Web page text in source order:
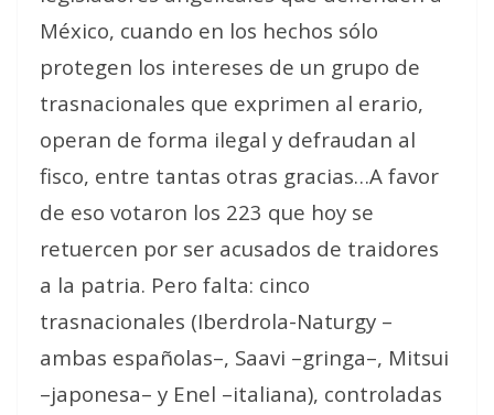
México, cuando en los hechos sólo
protegen los intereses de un grupo de
trasnacionales que exprimen al erario,
operan de forma ilegal y defraudan al
fisco, entre tantas otras gracias…A favor
de eso votaron los 223 que hoy se
retuercen por ser acusados de traidores
a la patria. Pero falta: cinco
trasnacionales (Iberdrola-Naturgy –
ambas españolas–, Saavi –gringa–, Mitsui
–japonesa– y Enel –italiana), controladas